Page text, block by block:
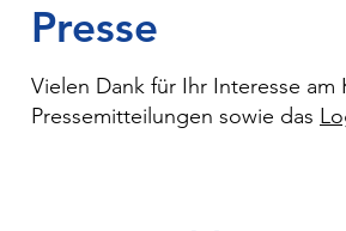
Presse
Vielen Dank für Ihr Interesse am
Pressemitteilungen sowie das